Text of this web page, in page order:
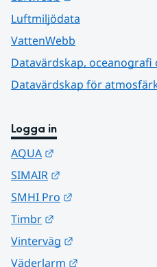
Luftmiljödata
VattenWebb
Datavärdskap,
Datavärdskap för
Logga in
AQUA
SIMAIR
SMHI Pro
Timbr
Vinterväg
Väderlarm